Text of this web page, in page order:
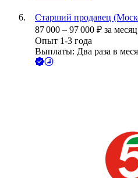
Старший продавец
87 000 – 97 000 ₽ за
Опыт 1-3 года
Выплаты: Два раза в